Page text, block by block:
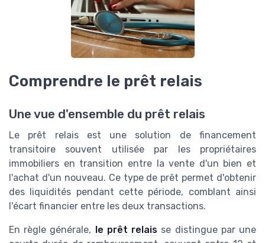
Comprendre le prêt relais
Une vue d'ensemble du prêt relais
Le prêt relais est une solution de financement
transitoire souvent utilisée par les propriétaires
immobiliers en transition entre la vente d'un bien et
l'achat d'un nouveau. Ce type de prêt permet d'obtenir
des liquidités pendant cette période, comblant ainsi
l'écart financier entre les deux transactions.
En règle générale, le prêt relais se distingue par une